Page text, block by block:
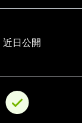
近日公開